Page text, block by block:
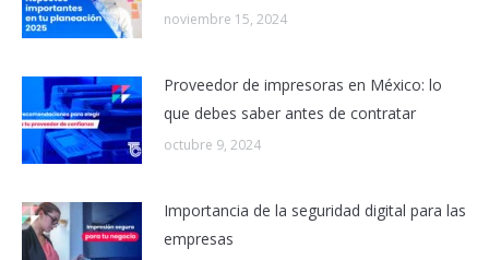
noviembre 15, 2024
Proveedor de impresoras en México: lo
que debes saber antes de contratar
octubre 9, 2024
Importancia de la seguridad digital para las
empresas